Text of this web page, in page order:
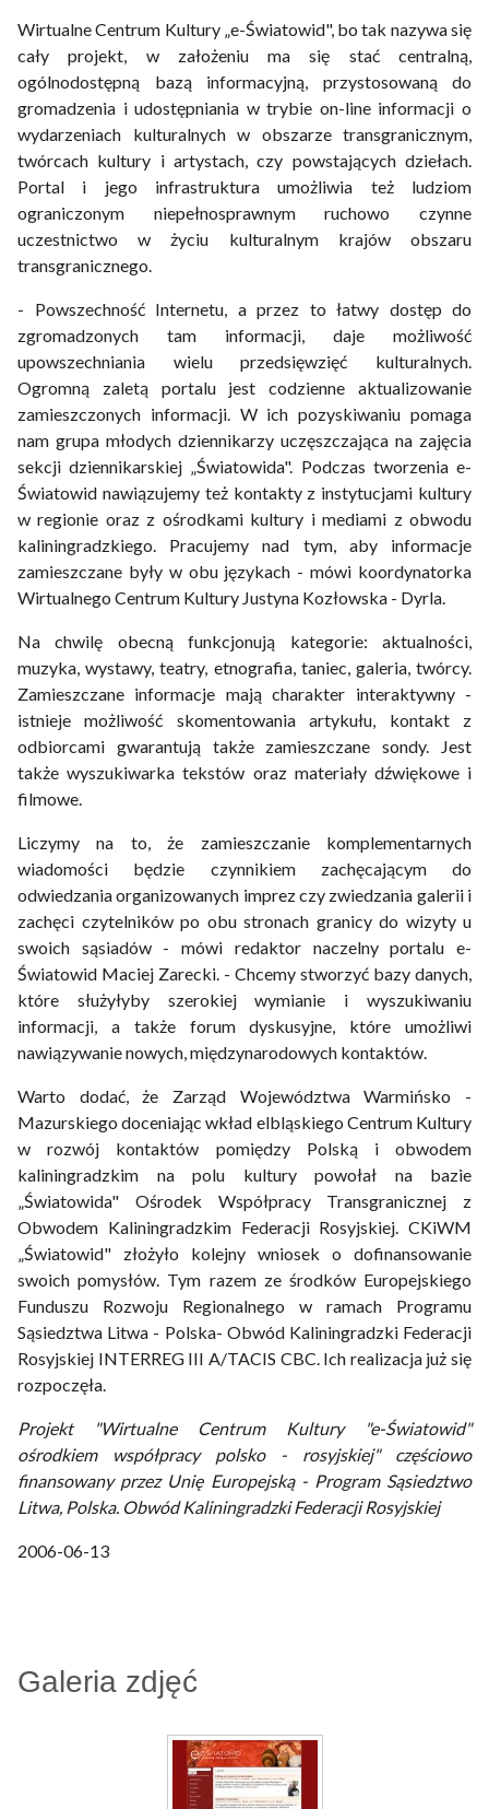
Wirtualne Centrum Kultury „e-Światowid", bo tak nazywa się
cały projekt, w założeniu ma się stać centralną,
ogólnodostępną bazą informacyjną, przystosowaną do
gromadzenia i udostępniania w trybie on-line informacji o
wydarzeniach kulturalnych w obszarze transgranicznym,
twórcach kultury i artystach, czy powstających dziełach.
Portal i jego infrastruktura umożliwia też ludziom
ograniczonym niepełnosprawnym ruchowo czynne
uczestnictwo w życiu kulturalnym krajów obszaru
transgranicznego.
- Powszechność Internetu, a przez to łatwy dostęp do
zgromadzonych tam informacji, daje możliwość
upowszechniania wielu przedsięwzięć kulturalnych.
Ogromną zaletą portalu jest codzienne aktualizowanie
zamieszczonych informacji. W ich pozyskiwaniu pomaga
nam grupa młodych dziennikarzy uczęszczająca na zajęcia
sekcji dziennikarskiej „Światowida". Podczas tworzenia e-
Światowid nawiązujemy też kontakty z instytucjami kultury
w regionie oraz z ośrodkami kultury i mediami z obwodu
kaliningradzkiego. Pracujemy nad tym, aby informacje
zamieszczane były w obu językach - mówi koordynatorka
Wirtualnego Centrum Kultury Justyna Kozłowska - Dyrla.
Na chwilę obecną funkcjonują kategorie: aktualności,
muzyka, wystawy, teatry, etnografia, taniec, galeria, twórcy.
Zamieszczane informacje mają charakter interaktywny -
istnieje możliwość skomentowania artykułu, kontakt z
odbiorcami gwarantują także zamieszczane sondy. Jest
także wyszukiwarka tekstów oraz materiały dźwiękowe i
filmowe.
Liczymy na to, że zamieszczanie komplementarnych
wiadomości będzie czynnikiem zachęcającym do
odwiedzania organizowanych imprez czy zwiedzania galerii i
zachęci czytelników po obu stronach granicy do wizyty u
swoich sąsiadów - mówi redaktor naczelny portalu e-
Światowid Maciej Zarecki. - Chcemy stworzyć bazy danych,
które służyłyby szerokiej wymianie i wyszukiwaniu
informacji, a także forum dyskusyjne, które umożliwi
nawiązywanie nowych, międzynarodowych kontaktów.
Warto dodać, że Zarząd Województwa Warmińsko -
Mazurskiego doceniając wkład elbląskiego Centrum Kultury
w rozwój kontaktów pomiędzy Polską i obwodem
kaliningradzkim na polu kultury powołał na bazie
„Światowida" Ośrodek Współpracy Transgranicznej z
Obwodem Kaliningradzkim Federacji Rosyjskiej. CKiWM
„Światowid" złożyło kolejny wniosek o dofinansowanie
swoich pomysłów. Tym razem ze środków Europejskiego
Funduszu Rozwoju Regionalnego w ramach Programu
Sąsiedztwa Litwa - Polska- Obwód Kaliningradzki Federacji
Rosyjskiej INTERREG III A/TACIS CBC. Ich realizacja już się
rozpoczęła.
Projekt "Wirtualne Centrum Kultury "e-Światowid"
ośrodkiem współpracy polsko - rosyjskiej" częściowo
finansowany przez Unię Europejską - Program Sąsiedztwo
Litwa, Polska. Obwód Kaliningradzki Federacji Rosyjskiej
2006-06-13
Galeria zdjęć